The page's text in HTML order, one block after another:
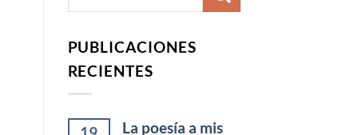
PUBLICACIONES
RECIENTES
La poesía a mis